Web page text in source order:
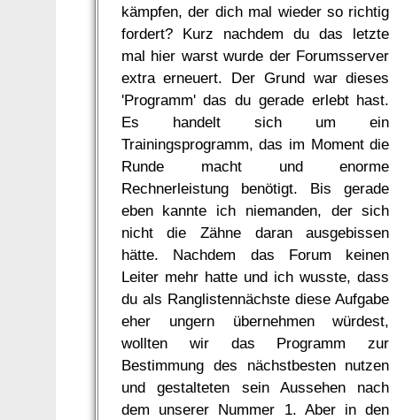
kämpfen, der dich mal wieder so richtig
fordert? Kurz nachdem du das letzte
mal hier warst wurde der Forumsserver
extra erneuert. Der Grund war dieses
'Programm' das du gerade erlebt hast.
Es handelt sich um ein
Trainingsprogramm, das im Moment die
Runde macht und enorme
Rechnerleistung benötigt. Bis gerade
eben kannte ich niemanden, der sich
nicht die Zähne daran ausgebissen
hätte. Nachdem das Forum keinen
Leiter mehr hatte und ich wusste, dass
du als Ranglistennächste diese Aufgabe
eher ungern übernehmen würdest,
wollten wir das Programm zur
Bestimmung des nächstbesten nutzen
und gestalteten sein Aussehen nach
dem unserer Nummer 1. Aber in den